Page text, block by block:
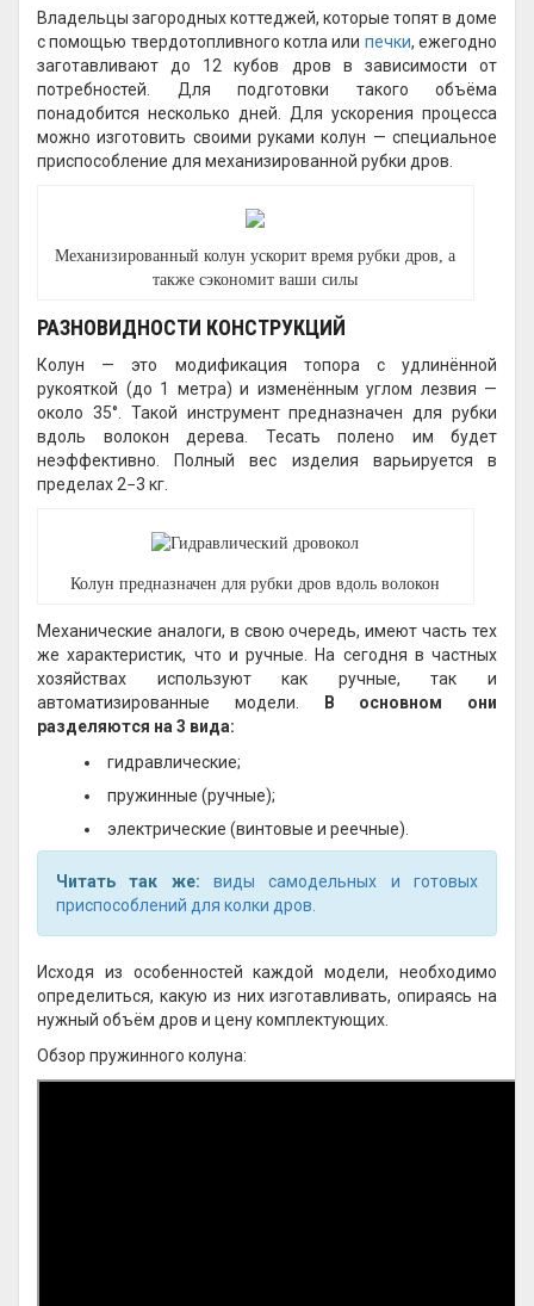
Владельцы загородных коттеджей, которые топят в доме
с помощью твердотопливного котла или печки, ежегодно
заготавливают до 12 кубов дров в зависимости от
потребностей. Для подготовки такого объёма
понадобится несколько дней. Для ускорения процесса
можно изготовить своими руками колун — специальное
приспособление для механизированной рубки дров.
Механизированный колун ускорит время рубки дров, а
также сэкономит ваши силы
РАЗНОВИДНОСТИ КОНСТРУКЦИЙ
Колун — это модификация топора с удлинённой
рукояткой (до 1 метра) и изменённым углом лезвия —
около 35°. Такой инструмент предназначен для рубки
вдоль волокон дерева. Тесать полено им будет
неэффективно. Полный вес изделия варьируется в
пределах 2−3 кг.
Колун предназначен для рубки дров вдоль волокон
Механические аналоги, в свою очередь, имеют часть тех
же характеристик, что и ручные. На сегодня в частных
хозяйствах используют как ручные, так и
автоматизированные модели.
В основном они
разделяются на 3 вида:
гидравлические;
пружинные (ручные);
электрические (винтовые и реечные).
Читать так же:
виды самодельных и готовых
приспособлений для колки дров
Исходя из особенностей каждой модели, необходимо
определиться, какую из них изготавливать, опираясь на
нужный объём дров и цену комплектующих.
Обзор пружинного колуна: